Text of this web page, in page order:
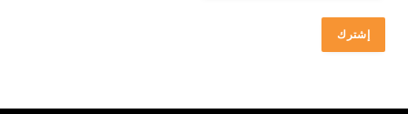
تموز 2025
حزيران 2025